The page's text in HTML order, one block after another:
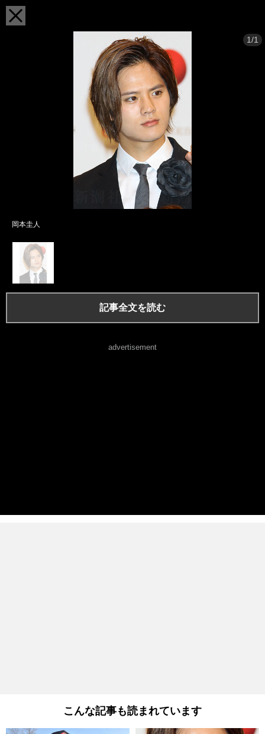
1/1
岡本圭人
記事全文を読む
advertisement
こんな記事も読まれています